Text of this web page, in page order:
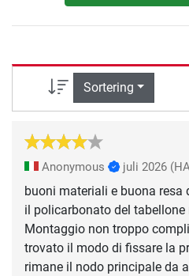
Sortering
Anonymous juli 2026
buoni materiali e buona
il policarbonato del
Montaggio non troppo
trovato il modo di fissare la
rimane il nodo principale da